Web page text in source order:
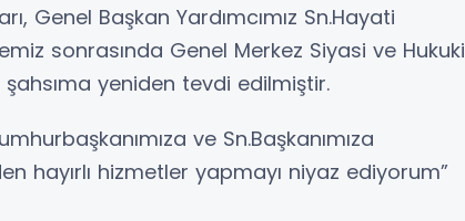
Genel Başkan Yardımcımız Sn.Hayati
sonrasında Genel Merkez Siyasi ve Hukuki
şahsıma yeniden tevdi edilmiştir.
ve Sn.Başkanımıza
hayırlı hizmetler yapmayı niyaz ediyorum”